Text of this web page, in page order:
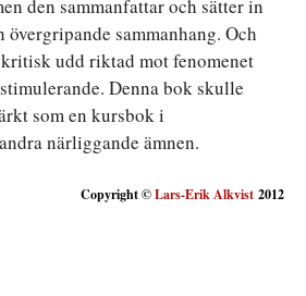
den sammanfattar och sätter in
sammanhang. Och
udd riktad mot fenomenet
Denna bok skulle
som en kursbok i
närliggande ämnen.
Copyright ©Lars-Erik Alkvist 2012